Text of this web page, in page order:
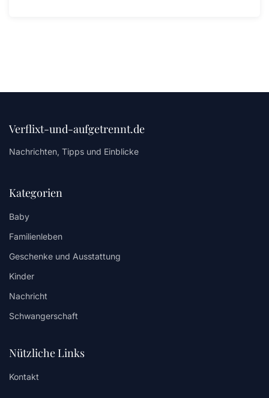
Verflixt-und-aufgetrennt.de
Nachrichten, Tipps und Einblicke
Kategorien
Baby
Familienleben
Geschenke und Ausstattung
Kinder
Nachricht
Schwangerschaft
Nützliche Links
Kontakt